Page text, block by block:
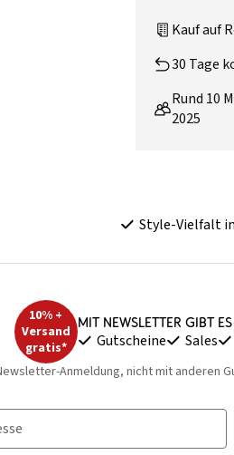
Kauf auf
30 Tage
Rund 10
2025
Style-Vielfalt
10% +
Versand
gratis*
Mit Newsletter gibt es
Gutscheine Sales
Anmeldung, nicht mit anderen